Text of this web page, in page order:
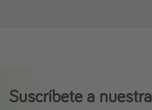
Suscríbete a